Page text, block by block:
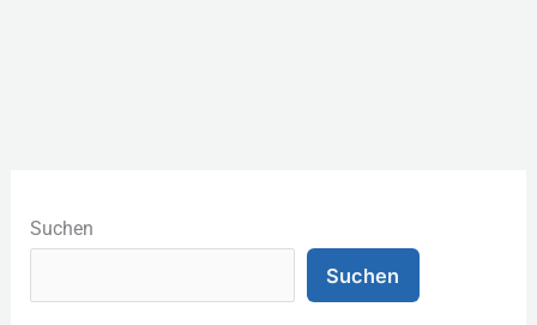
Suchen
Suchen
a
e